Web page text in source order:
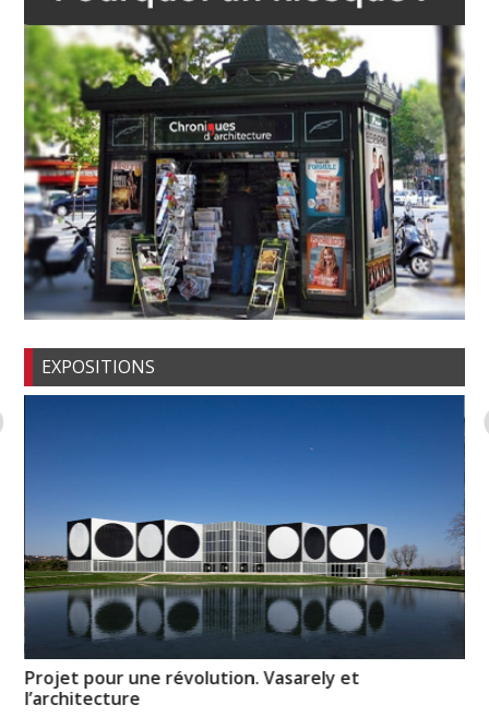
EXPOSITIONS
Projet pour une révolution. Vasarely et
l’architecture